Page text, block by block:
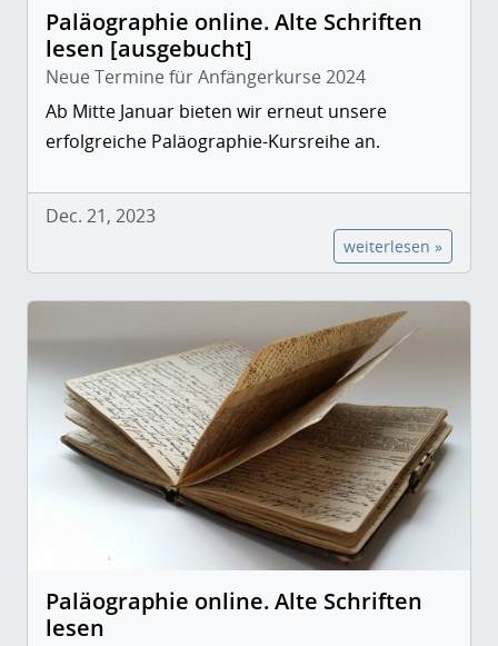
Paläographie online. Alte Schriften
lesen [ausgebucht]
Neue Termine für Anfängerkurse 2024
Ab Mitte Januar bieten wir erneut unsere
erfolgreiche Paläographie-Kursreihe an.
Dec. 21, 2023
weiterlesen »
Paläographie online. Alte Schriften
lesen